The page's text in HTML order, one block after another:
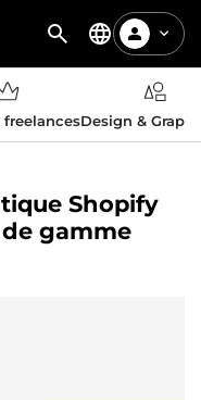
freelancesDesign &
Shopify
gamme